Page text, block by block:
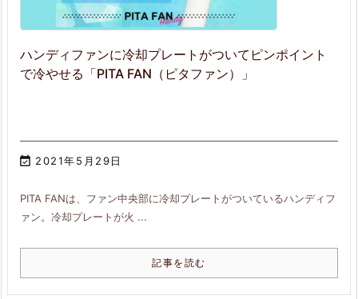
ハンディファンに冷却プレートがついてピンポイント
で冷やせる「PITA FAN（ピタファン）」
 2021年5月29日
PITA FANは、ファン中央部に冷却プレートがついているハンディフ
ァン。冷却プレートが火 ...
記事を読む